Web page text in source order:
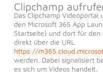
Clipchamp
Das Clipchamp
den Microsoft 365 App
Startseite) und dort für
direkt über die URL
https://
werden. Dabei signalisiert
es sich um Videos handelt.